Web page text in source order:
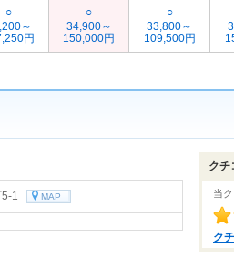
○
～
円
○
34,900～
150,000円
○
33,800～
109,500円
1 MAP
クチ
当
ク